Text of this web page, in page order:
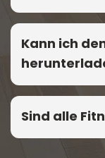
Kann ich
Sind alle